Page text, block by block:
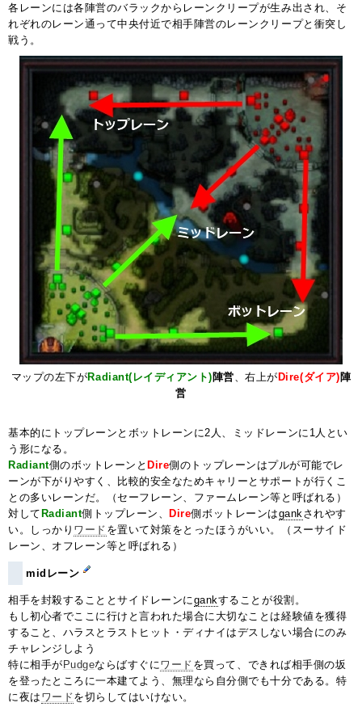
各レーンには各陣営のバラックからレーンクリープが生み出され、そ
れぞれのレーン通って中央付近で相手陣営のレーンクリープと衝突し
戦う。
マップの左下がRadiant(レイディアント)陣営 、右上がDire(ダイア)陣
営
基本的にトップレーンとボットレーンに2人、ミッドレーンに1人とい
う形になる。
Radiant側のボットレーンとDire側のトップレーンはプルが可能でレ
ーンが下がりやすく、比較的安全なためキャリーとサポートが行くこ
との多いレーンだ。（セーフレーン、ファームレーン等と呼ばれる）
対してRadiant側トップレーン、Dire側ボットレーンはgank されやす
い。しっかり ワード を置いて対策をとったほうがいい。（スーサイド
レーン、オフレーン等と呼ばれる）
midレーン
相手を封殺することとサイドレーンにgankすることが役割。
もし初心者でここに行けと言われた場合に大切なことは経験値を獲得
すること、ハラスとラストヒット・ディナイはデスしない場合にのみ
チャレンジしよう
特に相手が Pudgeならばすぐにワード を買って、できれば相手側の坂
を登ったところに一本建てよう、無理なら自分側でも十分である。特
に夜は ワードを切らしてはいけない。